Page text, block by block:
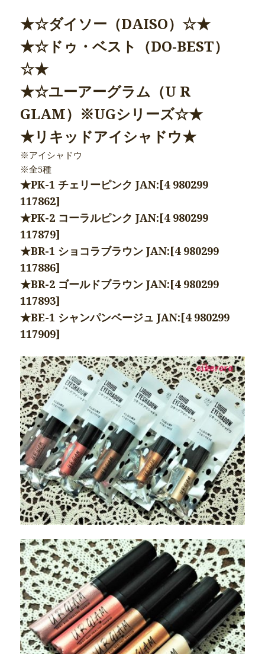
★☆ダイソー（DAISO）☆★
★☆ドゥ・ベスト（DO-BEST）
☆★
★☆ユーアーグラム（U R
GLAM）※UGシリーズ☆★
★リキッドアイシャドウ★
※アイシャドウ
※全5種
★PK-1 チェリーピンク JAN:[4 980299
117862]
★PK-2 コーラルピンク JAN:[4 980299
117879]
★BR-1 ショコラブラウン JAN:[4 980299
117886]
★BR-2 ゴールドブラウン JAN:[4 980299
117893]
★BE-1 シャンパンベージュ JAN:[4 980299
117909]